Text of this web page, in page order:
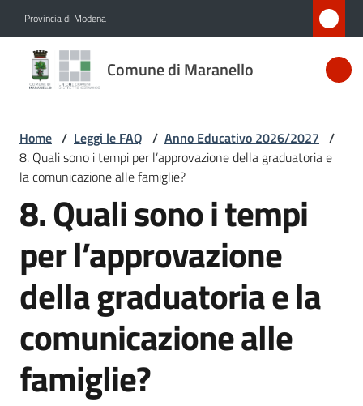
Provincia di Modena
Comune di Maranello
Comune
di
Amministrazione
Novità
Servizi
Vivere
Home / Leggi le FAQ / Anno Educativo 2026/2027 /
8. Quali sono i tempi per l’approvazione della graduatoria e
la comunicazione alle famiglie?
Salta al contenuto
8. Quali sono i tempi
per l’approvazione
della graduatoria e la
comunicazione alle
famiglie?